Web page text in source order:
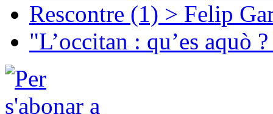
Rescontre (1) > Felip
"L’occitan : qu’es aquò